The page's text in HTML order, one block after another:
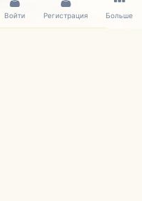
Войдите здесь.
Войти Регистрация Больше